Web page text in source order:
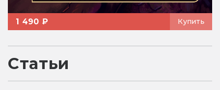
1 490 ₽ Купить
Статьи